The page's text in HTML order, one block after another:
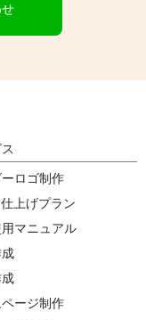
ロゴ制作
上げプラン
用マニュアル
ージ制作